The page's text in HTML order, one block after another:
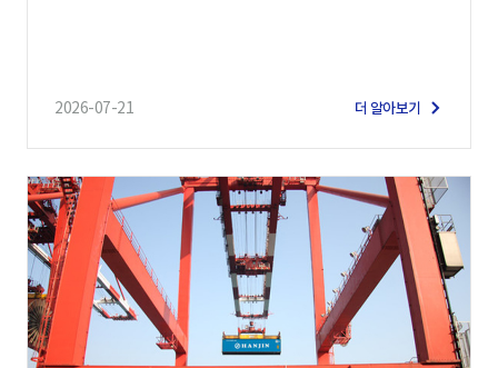
2026-07-21 더 알아보기